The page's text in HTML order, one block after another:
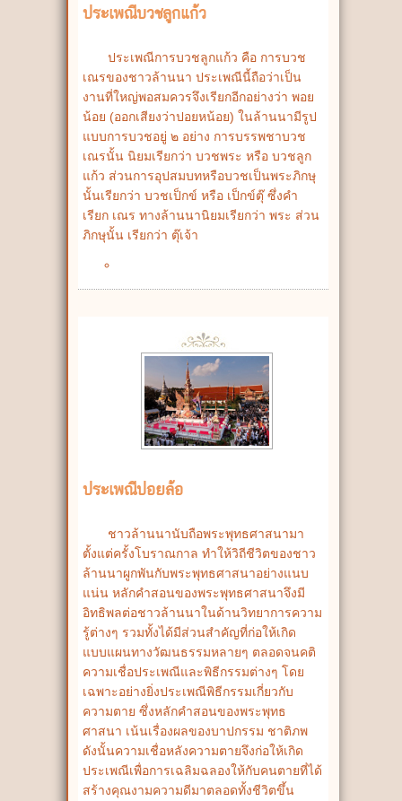
ประเพณีบวชลูกแก้ว
ประเพณีการบวชลูกแก้ว คือ การบวช
เณรของชาวล้านนา ประเพณีนี้ถือว่าเป็น
งานที่ใหญ่พอสมควรจึงเรียกอีกอย่างว่า พอย
น้อย (ออกเสียงว่าปอยหน้อย) ในล้านนามีรูป
แบบการบวชอยู่ ๒ อย่าง การบรรพชาบวช
เณรนั้น นิยมเรียกว่า บวชพระ หรือ บวชลูก
แก้ว ส่วนการอุปสมบทหรือบวชเป็นพระภิกษุ
นั้นเรียกว่า บวชเป็กข์ หรือ เป็กข์ตุ๊ ซึ่งคำ
เรียก เณร ทางล้านนานิยมเรียกว่า พระ ส่วน
ภิกษุนั้น เรียกว่า ตุ๊เจ้า
ประเพณีปอยล้อ
ชาวล้านนานับถือพระพุทธศาสนามา
ตั้งแต่ครั้งโบราณกาล ทำให้วิถีชีวิตของชาว
ล้านนาผูกพันกับพระพุทธศาสนาอย่างแนบ
แน่น หลักคำสอนของพระพุทธศาสนาจึงมี
อิทธิพลต่อชาวล้านนาในด้านวิทยาการความ
รู้ต่างๆ รวมทั้งได้มีส่วนสำคัญที่ก่อให้เกิด
แบบแผนทางวัฒนธรรมหลายๆ ตลอดจนคติ
ความเชื่อประเพณีและพิธีกรรมต่างๆ โดย
เฉพาะอย่างยิ่งประเพณีพิธีกรรมเกี่ยวกับ
ความตาย ซึ่งหลักคำสอนของพระพุทธ
ศาสนา เน้นเรื่องผลของบาปกรรม ชาติภพ
ดังนั้นความเชื่อหลังความตายจึงก่อให้เกิด
ประเพณีเพื่อการเฉลิมฉลองให้กับคนตายที่ได้
สร้างคุณงามความดีมาตลอดทั้งชีวิตขึ้น